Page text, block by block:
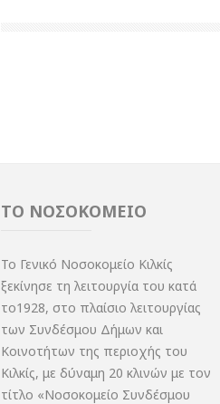
ΤΟ ΝΟΣΟΚΟΜΕΙΟ
Το Γενικό Νοσοκομείο Κιλκίς
ξεκίνησε τη λειτουργία του κατά
το1928, στο πλαίσιο λειτουργίας
των Συνδέσμου Δήμων και
Κοινοτήτων της περιοχής του
Κιλκίς, με δύναμη 20 κλινών με τον
τίτλο «Νοσοκομείο Συνδέσμου